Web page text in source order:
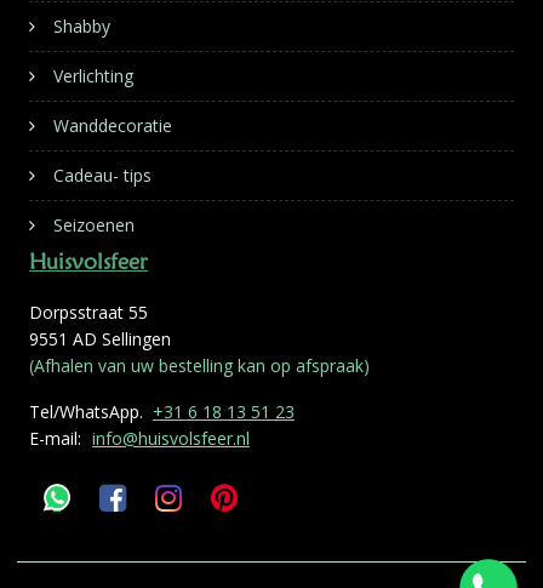
Shabby
Verlichting
Wanddecoratie
Cadeau- tips
Seizoenen
Huisvolsfeer
Dorpsstraat 55
9551 AD Sellingen
(Afhalen van uw bestelling kan op afspraak)
Tel/WhatsApp. +31 6 18 13 51 23
E-mail: info@huisvolsfeer.nl